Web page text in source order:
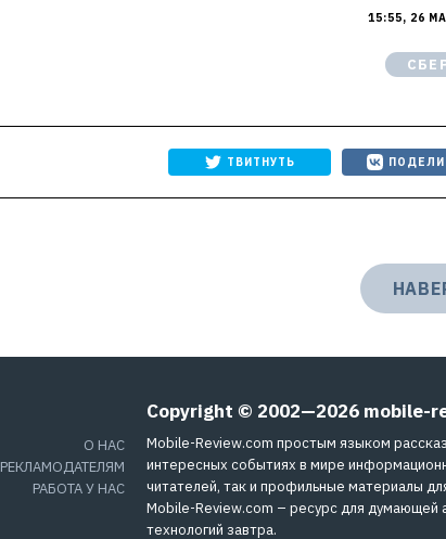
15:55, 26
ТВИТНУТЬ
О НАС
РЕКЛАМОДАТЕЛЯМ
РАБОТА У НАС
Copyright © 2002—2026 mobile-
Mobile-Review.com простым языком
интересных событиях в мире
читателей, так и профильные материалы
Mobile-Review.com – ресурс для думающей
технологий завтра.